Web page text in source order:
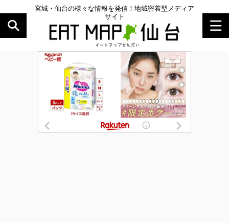
宮城・仙台の様々な情報を発信！地域密着型メディア
サイト